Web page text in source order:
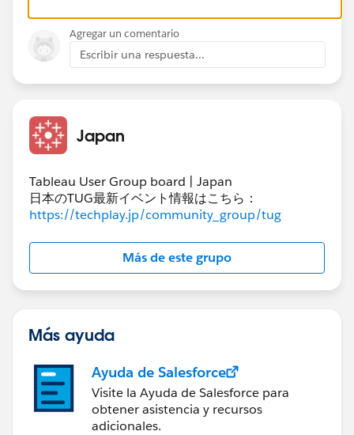
    IIF(INT([元データ]) = 0, '0', '') +
LEFT(STR(ROUND([元データ] * 100)),
    '.' +
    MID(
LEN(STR(ROUND([元データ] * 100))) -
IIF(RIGHT(STR(ROUND([元データ] *
END
数点以下2桁までの表示に収まる（崩れない）場合はそ
のままSTRを掛けます。​そうでないときは元の値に100
を掛けてROUNDして強制的に整数にし、後ろから2桁
います。もっとスマートなやり方があるだろうとは思い
ますが、ご参考まで。
Agregar un comentario
Escribir una respuesta...
Japan
Tableau User Group board | Japan
日本のTUG最新イベント情報はこちら：
https://techplay.jp/community_group/tug
Más de este grupo
Más ayuda
Ayuda de Salesforce
Visite la Ayuda de Salesforce para
obtener asistencia y recursos
adicionales.